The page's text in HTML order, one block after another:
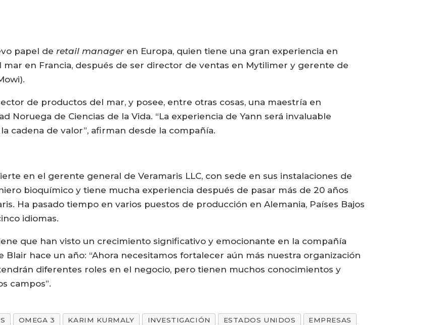
papel deretail manageren Europa, quien tiene una gran experiencia en
en Francia, después de ser director de ventas en Mytilimer y gerente de
de productos del mar, y posee, entre otras cosas, una maestría en
Noruega de Ciencias de la Vida. “La experiencia de Yann será invaluable
cadena de valor”, afirman desde la compañía.
en el gerente general de Veramaris LLC, con sede en sus instalaciones de
bioquímico y tiene mucha experiencia después de pasar más de 20 años
Ha pasado tiempo en varios puestos de producción en Alemania, Países Bajos
idiomas.
que han visto un crecimiento significativo y emocionante en la compañía
hace un año: “Ahora necesitamos fortalecer aún más nuestra organización
diferentes roles en el negocio, pero tienen muchos conocimientos y
campos”.
OMEGA 3 KARIM KURMALY INVESTIGACIÓN ESTADOS UNIDOS
EMPRESAS